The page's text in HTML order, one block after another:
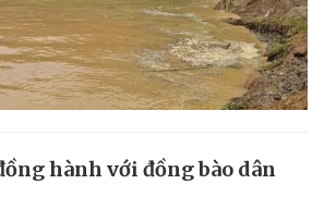
hành với đồng bào dân